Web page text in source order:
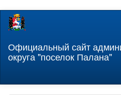
Перейти
содержанию
Официальный сайт
округа "поселок Палана"